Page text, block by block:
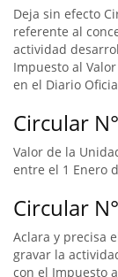
Deja sin efecto
referente al
actividad
Impuesto al
en el Diario
Circular
Valor de la
entre el 1 Enero
Circular
Aclara y precisa
gravar la
con el Impuesto